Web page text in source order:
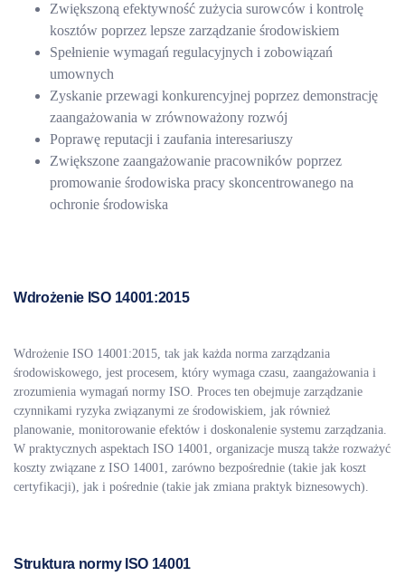
Zwiększoną efektywność zużycia surowców i kontrolę
kosztów poprzez lepsze zarządzanie środowiskiem
Spełnienie wymagań regulacyjnych i zobowiązań
umownych
Zyskanie przewagi konkurencyjnej poprzez demonstrację
zaangażowania w zrównoważony rozwój
Poprawę reputacji i zaufania interesariuszy
Zwiększone zaangażowanie pracowników poprzez
promowanie środowiska pracy skoncentrowanego na
ochronie środowiska
Wdrożenie ISO 14001:2015
Wdrożenie ISO 14001:2015, tak jak każda norma zarządzania
środowiskowego, jest procesem, który wymaga czasu, zaangażowania i
zrozumienia wymagań normy ISO. Proces ten obejmuje zarządzanie
czynnikami ryzyka związanymi ze środowiskiem, jak również
planowanie, monitorowanie efektów i doskonalenie systemu zarządzania.
W praktycznych aspektach ISO 14001, organizacje muszą także rozważyć
koszty związane z ISO 14001, zarówno bezpośrednie (takie jak koszt
certyfikacji), jak i pośrednie (takie jak zmiana praktyk biznesowych).
Struktura normy ISO 14001